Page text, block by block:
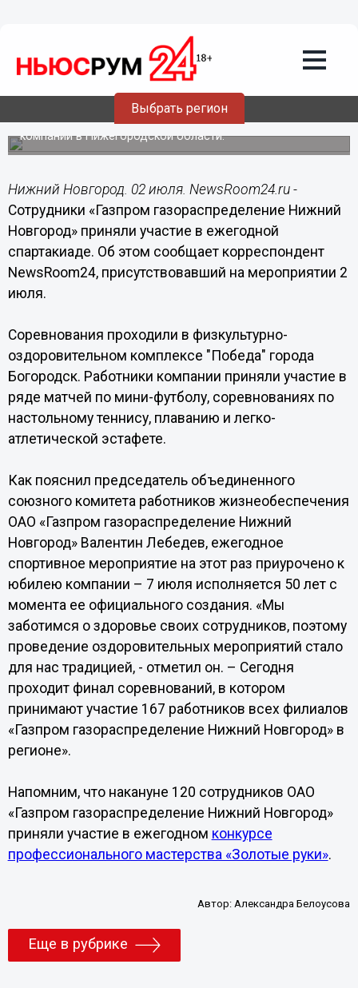
Выбрать регион
газораспределение Нижний Новгород»
приняли участие в ежегодной
За первые места по мини-футболу, настольному теннису
и плаванию боролись 167 работников всех филиалов
компании в Нижегородской области.
Нижний Новгород. 02 июля. NewsRoom24.ru -
Сотрудники «Газпром газораспределение Нижний
Новгород» приняли участие в ежегодной
спартакиаде. Об этом сообщает корреспондент
NewsRoom24, присутствовавший на мероприятии 2
июля.
Соревнования проходили в физкультурно-
оздоровительном комплексе "Победа" города
Богородск. Работники компании приняли участие в
ряде матчей по мини-футболу, соревнованиях по
настольному теннису, плаванию и легко-
атлетической эстафете.
Как пояснил председатель объединенного
союзного комитета работников жизнеобеспечения
ОАО «Газпром газораспределение Нижний
Новгород» Валентин Лебедев, ежегодное
спортивное мероприятие на этот раз приурочено к
юбилею компании – 7 июля исполняется 50 лет с
момента ее официального создания. «Мы
заботимся о здоровье своих сотрудников, поэтому
проведение оздоровительных мероприятий стало
для нас традицией, - отметил он. – Сегодня
проходит финал соревнований, в котором
принимают участие 167 работников всех филиалов
«Газпром газораспределение Нижний Новгород» в
регионе».
Напомним, что накануне 120 сотрудников ОАО
«Газпром газораспределение Нижний Новгород»
приняли участие в ежегодном конкурсе
профессионального мастерства «Золотые руки».
Автор:Александра Белоусова
Еще в рубрике